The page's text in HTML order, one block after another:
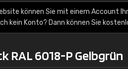
können Sie mit einem Account
kein Konto? Dann können Sie
RAL 6018-P Gelbgrün